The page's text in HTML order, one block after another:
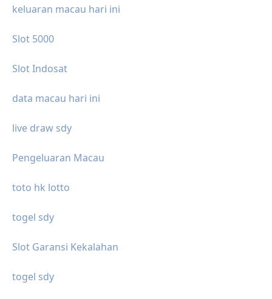
keluaran macau hari ini
Slot 5000
Slot Indosat
data macau hari ini
live draw sdy
Pengeluaran Macau
toto hk lotto
togel sdy
Slot Garansi Kekalahan
togel sdy